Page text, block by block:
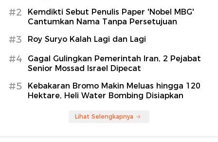
#2
Kemdikti Sebut Penulis Paper 'Nobel MBG'
Cantumkan Nama Tanpa Persetujuan
#3 Roy Suryo Kalah Lagi dan Lagi
#4
Gagal Gulingkan Pemerintah Iran, 2 Pejabat
Senior Mossad Israel Dipecat
#5
Kebakaran Bromo Makin Meluas hingga 120
Hektare, Heli Water Bombing Disiapkan
Lihat Selengkapnya